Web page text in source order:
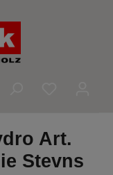
Art.
Stevns